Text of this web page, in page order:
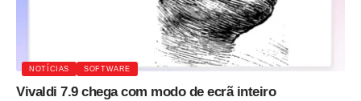
NOTÍCIAS SOFTWARE
Vivaldi 7.9 chega com modo de ecrã inteiro